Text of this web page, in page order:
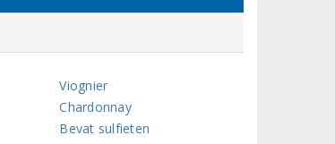
Viognier
Chardonnay
Bevat sulfieten